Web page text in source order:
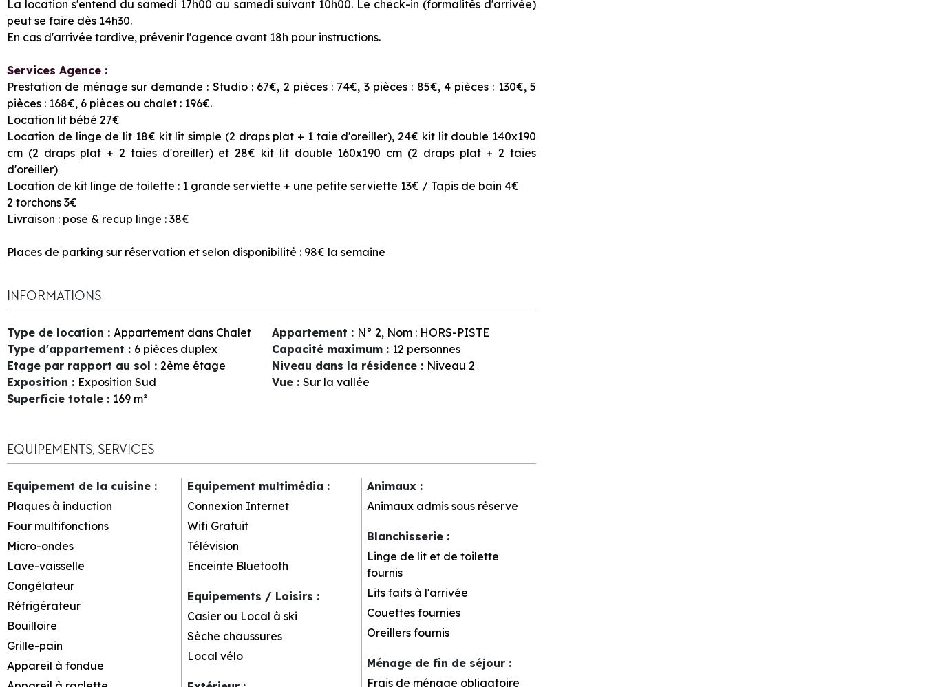
La location s'entend du samedi 17h00 au samedi suivant 10h00. Le check-in (formalités d'arrivée)
peut se faire dès 14h30.
En cas d'arrivée tardive, prévenir l'agence avant 18h pour instructions.
Services Agence :
Prestation de ménage sur demande : Studio : 67€, 2 pièces : 74€, 3 pièces : 85€, 4 pièces : 130€, 5
pièces : 168€, 6 pièces ou chalet : 196€.
Location lit bébé 27€
Location de linge de lit 18€ kit lit simple (2 draps plat + 1 taie d'oreiller), 24€ kit lit double 140x190
cm (2 draps plat + 2 taies d'oreiller) et 28€ kit lit double 160x190 cm (2 draps plat + 2 taies
d'oreiller)
Location de kit linge de toilette : 1 grande serviette + une petite serviette 13€ / Tapis de bain 4€
2 torchons 3€
Livraison : pose & recup linge : 38€
Places de parking sur réservation et selon disponibilité : 98€ la semaine
INFORMATIONS
Type de location : Appartement dans Chalet Appartement : N° 2 Nom : HORS-PISTE
Type d'appartement : 6 pièces duplex Capacité maximum : 12 personnes
Etage par rapport au sol : 2ème étage Niveau dans la résidence : Niveau 2
Exposition : Exposition Sud Vue : Sur la vallée
Superficie totale : 169 m²
EQUIPEMENTS, SERVICES
Equipement de la cuisine :
Plaques à induction
Four multifonctions
Micro-ondes
Lave-vaisselle
Congélateur
Réfrigérateur
Bouilloire
Grille-pain
Appareil à fondue
Equipement multimédia :
Connexion Internet
Wifi Gratuit
Télévision
Enceinte Bluetooth
Equipements / Loisirs :
Casier ou Local à ski
Sèche chaussures
Local vélo
Animaux :
Animaux admis sous réserve
Blanchisserie :
Linge de lit et de toilette
fournis
Lits faits à l'arrivée
Couettes fournies
Oreillers fournis
Ménage de fin de séjour :
Frais de ménage obligatoire